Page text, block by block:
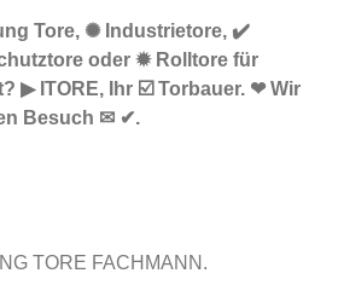
Tore, ✺ Industrietore, ✔️
oder ✹ Rolltore für
▶︎ ITORE, Ihr ☑️ Torbauer. ❤ Wir
Besuch ✉ ✔.
TORE FACHMANN.